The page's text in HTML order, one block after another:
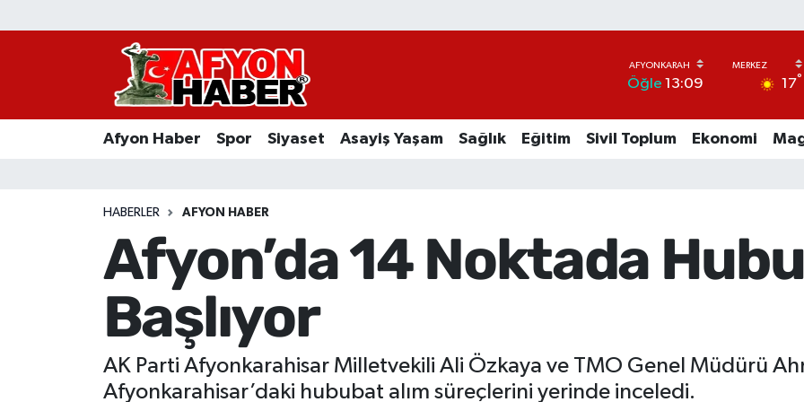
Öğle 13:09 17°
Afyon Haber Spor Siyaset Asayiş Yaşam Sağlık Eğitim Sivil Toplum Ekonomi
HABERLER AFYON HABER
Afyon’da 14 Noktada
Başlıyor
AK Parti Afyonkarahisar Milletvekili Ali Özkaya ve TMO Genel Müdürü
Afyonkarahisar’daki hububat alım süreçlerini yerinde inceledi.
Afyon Haber
Asayiş Yaşam
Ekonomi